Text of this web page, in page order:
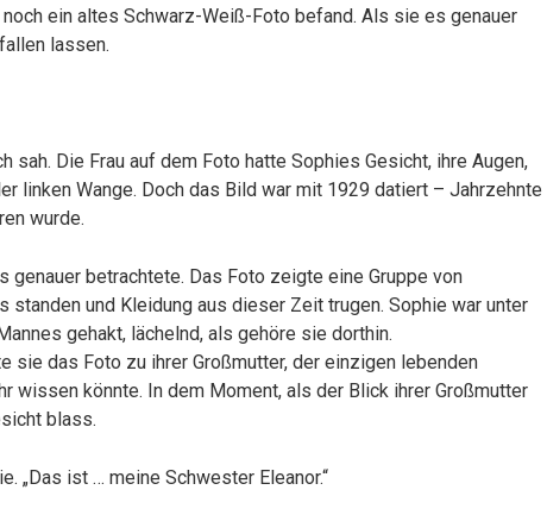
ein altes Schwarz-Weiß-Foto befand. Als sie es genauer
lassen.
sah. Die Frau auf dem Foto hatte Sophies Gesicht, ihre Augen,
linken Wange. Doch das Bild war mit 1929 datiert – Jahrzehnte
wurde.
genauer betrachtete. Das Foto zeigte eine Gruppe von
standen und Kleidung aus dieser Zeit trugen. Sophie war unter
gehakt, lächelnd, als gehöre sie dorthin.
sie das Foto zu ihrer Großmutter, der einzigen lebenden
wissen könnte. In dem Moment, als der Blick ihrer Großmutter
blass.
„Das ist … meine Schwester Eleanor.“